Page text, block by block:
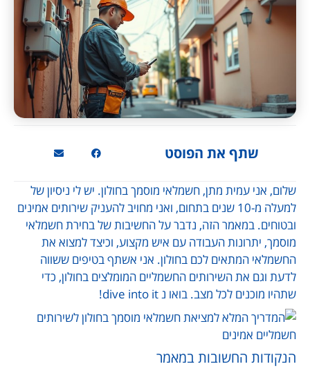
שתף את הפוסט
שלום, אני עמית מתן, חשמלאי מוסמך בחולון. יש לי ניסיון של
למעלה מ-10 שנים בתחום, ואני מחויב להעניק שירותים אמינים
ובטוחים. במאמר הזה, נדבר על החשיבות של בחירת חשמלאי
מוסמך, יתרונות העבודה עם איש מקצוע, וכיצד למצוא את
החשמלאי המתאים לכם בחולון. אני אשתף בטיפים ששווה
לדעת וגם את השירותים החשמליים המומלצים בחולון, כדי
שתהיו מוכנים לכל מצב. בואו נ dive into it!
הנקודות החשובות במאמר